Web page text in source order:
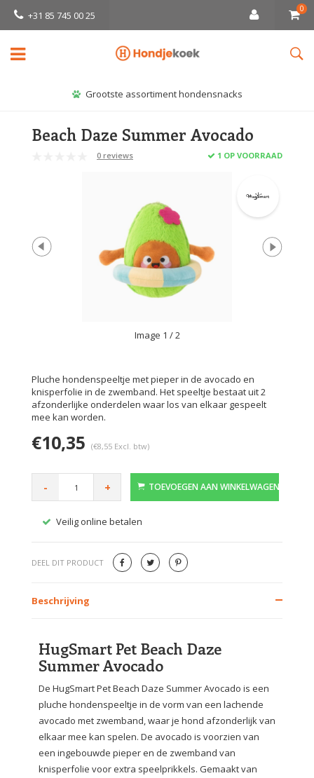
+31 85 745 00 25
0
Grootste assortiment hondensnacks
Beach Daze Summer Avocado
0 reviews 1 OP VOORRAAD
Image 1 / 2
Pluche hondenspeeltje met pieper in de avocado en
knisperfolie in de zwemband. Het speeltje bestaat uit 2
afzonderlijke onderdelen waar los van elkaar gespeelt
mee kan worden.
€10,35 (€8,55 Excl. btw)
- + TOEVOEGEN AAN WINKELWAGEN
Veilig online betalen
DEEL DIT PRODUCT
Beschrijving
HugSmart Pet Beach Daze
Summer Avocado
De HugSmart Pet Beach Daze Summer Avocado is een
pluche hondenspeeltje in de vorm van een lachende
avocado met zwemband, waar je hond afzonderlijk van
elkaar mee kan spelen. De avocado is voorzien van
een ingebouwde pieper en de zwemband van
knisperfolie voor extra speelprikkels. Gemaakt van